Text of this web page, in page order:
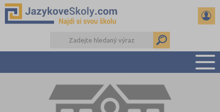
PŘEHLED ŠKOL
PŘÍPRAVA NA ZKOUŠKY A K MATURITĚ